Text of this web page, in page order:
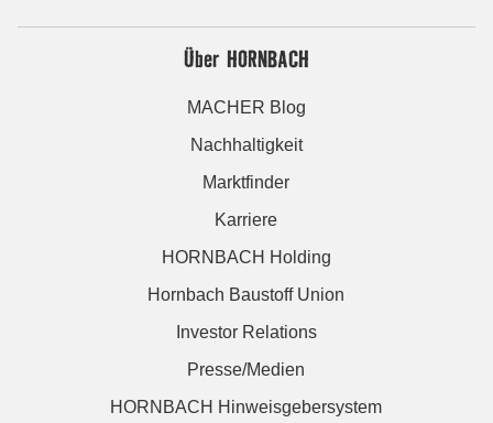
Über HORNBACH
MACHER Blog
Nachhaltigkeit
Marktfinder
Karriere
HORNBACH Holding
Hornbach Baustoff Union
Investor Relations
Presse/Medien
HORNBACH Hinweisgebersystem